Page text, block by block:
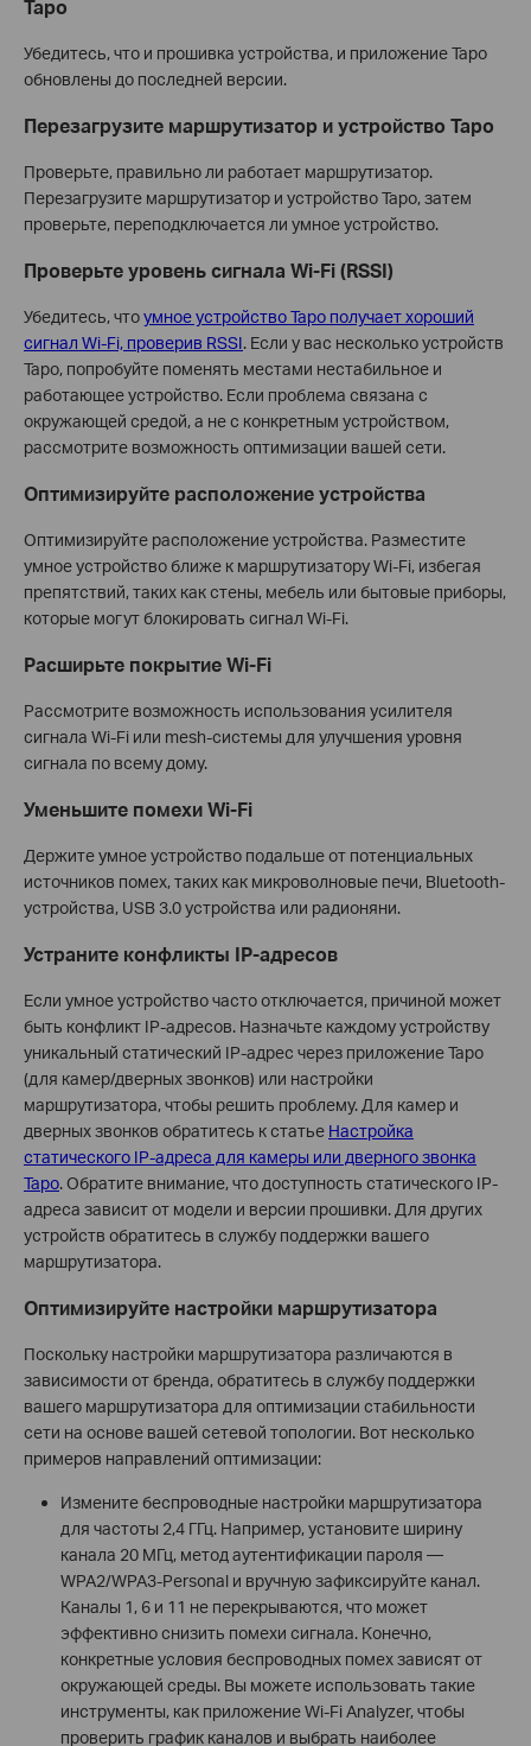
Tapo
Убедитесь, что и прошивка устройства, и приложение Tapo
обновлены до последней версии.
Перезагрузите маршрутизатор и устройство Tapo
Проверьте, правильно ли работает маршрутизатор.
Перезагрузите маршрутизатор и устройство Tapo, затем
проверьте, переподключается ли умное устройство.
Проверьте уровень сигнала Wi-Fi (RSSI)
Убедитесь, чтоумное устройство Tapo получает хороший
сигнал Wi-Fi, проверив RSSI. Если у вас несколько устройств
Tapo, попробуйте поменять местами нестабильное и
работающее устройство. Если проблема связана с
окружающей средой, а не с конкретным устройством,
рассмотрите возможность оптимизации вашей сети.
Оптимизируйте расположение устройства
Оптимизируйте расположение устройства. Разместите
умное устройство ближе к маршрутизатору Wi-Fi, избегая
препятствий, таких как стены, мебель или бытовые приборы,
которые могут блокировать сигнал Wi-Fi.
Расширьте покрытие Wi-Fi
Рассмотрите возможность использования усилителя
сигнала Wi-Fi или mesh-системы для улучшения уровня
сигнала по всему дому.
Уменьшите помехи Wi-Fi
Держите умное устройство подальше от потенциальных
источников помех, таких как микроволновые печи, Bluetooth-
устройства, USB 3.0 устройства или радионяни.
Устраните конфликты IP-адресов
Если умное устройство часто отключается, причиной может
быть конфликт IP-адресов. Назначьте каждому устройству
уникальный статический IP-адрес через приложение Tapo
(для камер/дверных звонков) или настройки
маршрутизатора, чтобы решить проблему. Для камер и
дверных звонков обратитесь к статье Настройка
статического IP-адреса для камеры или дверного звонка
Tapo. Обратите внимание, что доступность статического IP-
адреса зависит от модели и версии прошивки. Для других
устройств обратитесь в службу поддержки вашего
маршрутизатора.
Оптимизируйте настройки маршрутизатора
Поскольку настройки маршрутизатора различаются в
зависимости от бренда, обратитесь в службу поддержки
вашего маршрутизатора для оптимизации стабильности
сети на основе вашей сетевой топологии. Вот несколько
примеров направлений оптимизации:
Измените беспроводные настройки маршрутизатора
для частоты 2,4 ГГц. Например, установите ширину
канала 20 МГц, метод аутентификации пароля —
WPA2/WPA3-Personal и вручную зафиксируйте канал.
Каналы 1, 6 и 11 не перекрываются, что может
эффективно снизить помехи сигнала. Конечно,
конкретные условия беспроводных помех зависят от
окружающей среды. Вы можете использовать такие
инструменты, как приложение Wi-Fi Analyzer, чтобы
проверить график каналов и выбрать наиболее